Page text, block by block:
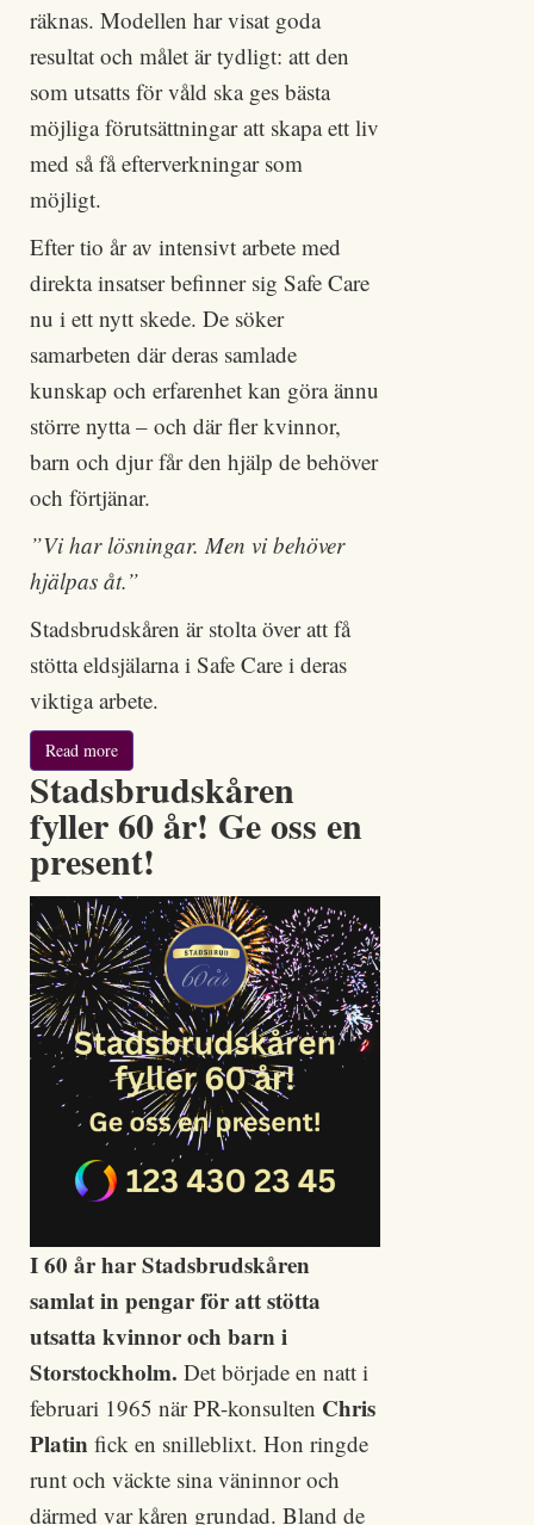
räknas. Modellen har visat goda
resultat och målet är tydligt: att den
som utsatts för våld ska ges bästa
möjliga förutsättningar att skapa ett liv
med så få efterverkningar som
möjligt.
Efter tio år av intensivt arbete med
direkta insatser befinner sig Safe Care
nu i ett nytt skede. De söker
samarbeten där deras samlade
kunskap och erfarenhet kan göra ännu
större nytta – och där fler kvinnor,
barn och djur får den hjälp de behöver
och förtjänar.
”Vi har lösningar. Men vi behöver
hjälpas åt.”
Stadsbrudskåren är stolta över att få
stötta eldsjälarna i Safe Care i deras
viktiga arbete.
Read more
Stadsbrudskåren
fyller 60 år! Ge oss en
present!
I 60 år har Stadsbrudskåren
samlat in pengar för att stötta
utsatta kvinnor och barn i
Storstockholm. Det började en natt i
februari 1965 när PR-konsulten Chris
Platin fick en snilleblixt. Hon ringde
runt och väckte sina väninnor och
därmed var kåren grundad. Bland de